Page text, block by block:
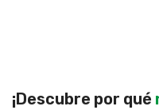
¡Descubre por qué